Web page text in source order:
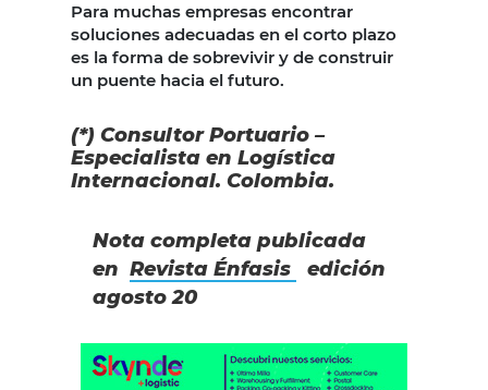
Para muchas empresas encontrar
soluciones adecuadas en el corto plazo
es la forma de sobrevivir y de construir
un puente hacia el futuro.
(*) Consultor Portuario –
Especialista en Logística
Internacional. Colombia.
Nota completa publicada
en Revista Énfasis
edición
agosto 20